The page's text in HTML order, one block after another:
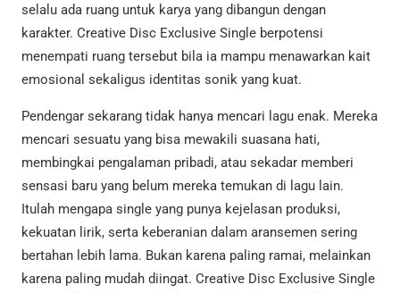
selalu ada ruang untuk karya yang dibangun dengan
karakter. Creative Disc Exclusive Single berpotensi
menempati ruang tersebut bila ia mampu menawarkan kait
emosional sekaligus identitas sonik yang kuat.
Pendengar sekarang tidak hanya mencari lagu enak. Mereka
mencari sesuatu yang bisa mewakili suasana hati,
membingkai pengalaman pribadi, atau sekadar memberi
sensasi baru yang belum mereka temukan di lagu lain.
Itulah mengapa single yang punya kejelasan produksi,
kekuatan lirik, serta keberanian dalam aransemen sering
bertahan lebih lama. Bukan karena paling ramai, melainkan
karena paling mudah diingat. Creative Disc Exclusive Single